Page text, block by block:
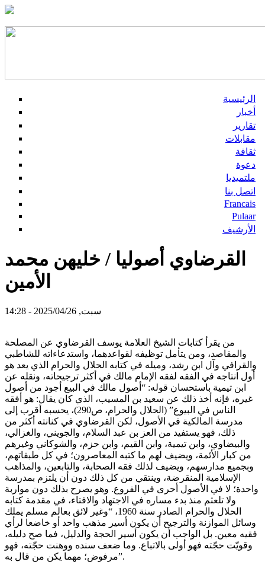
الرئيسية
أخبار
تقارير
مقابلات
ثقافة
دعوة
ملتميديا
اتصل بنا
Francais
Pulaar
الأرشيف
القرضاوي أصوليا / خليهن محمد
الأمين
سبت, 2025/04/26 - 14:28
من يقرأ كتابات الشيخ العلامة يوسف القرضاوي عن المصلحة
والمقاصد، ومن يتأمل توظيفه لقواعدهما، واستدعاءاته للشاطبي
والقرافي وآل ابن رشد، وميله في كتابه الحلال والحرام الذي يعد هو
أول انتاجه في الفقه لفقه الإمام مالك في أكثر ترجيحاته، ونقله عن
ابن تيمية باستحسان قوله: “أصول مالك في البيع أجود من أصول
غيره، فإنه أخذ ذلك عن سعيد بن المسيب، الذي كان يقال: هو أفقه
الناس في البيوع” (الحلال والحرام، ص290)، يحسبه أقرب إلى
مدرسة المالكية في الأصول، لكن القرضاوي في كنانته أكثر من
ذلك، فهو يستفيد من العز بن عبد السلام، والجويني، والغزالي،
والبيضاوي، وابن تيمية، وابن القيم، وابن حزم، والشوكاني وغيرهم
من كبار الأئمة، ويضيف لهم ما كتبه المعاصرون؛ في كل طبقاتهم،
وبجميع مدارسهم، ويضيف لذلك فقه الصحابة، والتابعين، والمذاهب
الإسلامية المنقرضة، وينتقي من كل ذلك دون أن يلتزم بمدرسة
واحدة؛ لا في الأصول أحرى في الفروع. وهو يصرح بذلك دون مواربة
ولا تلعثم منذ بدء مساره في الاجتهاد والافتاء، في مقدمة كتابه
الحلال والحرام الصادر سنة 1960، “وغير لائق بعالم مسلم يملك
وسائل الموازنة والترجيح أن يكون أسير مذهب واحد أو خاضعا لرأي
فقيه معين. بل الواجب أن يكون أسير الحجة والدليل، فما صح دليله،
وقويّت حجّته فهو أولى بالاتباع. وما ضعف سنده ووهنت حجّته، فهو
مرفوض؛ مهما يكن من قال به”.